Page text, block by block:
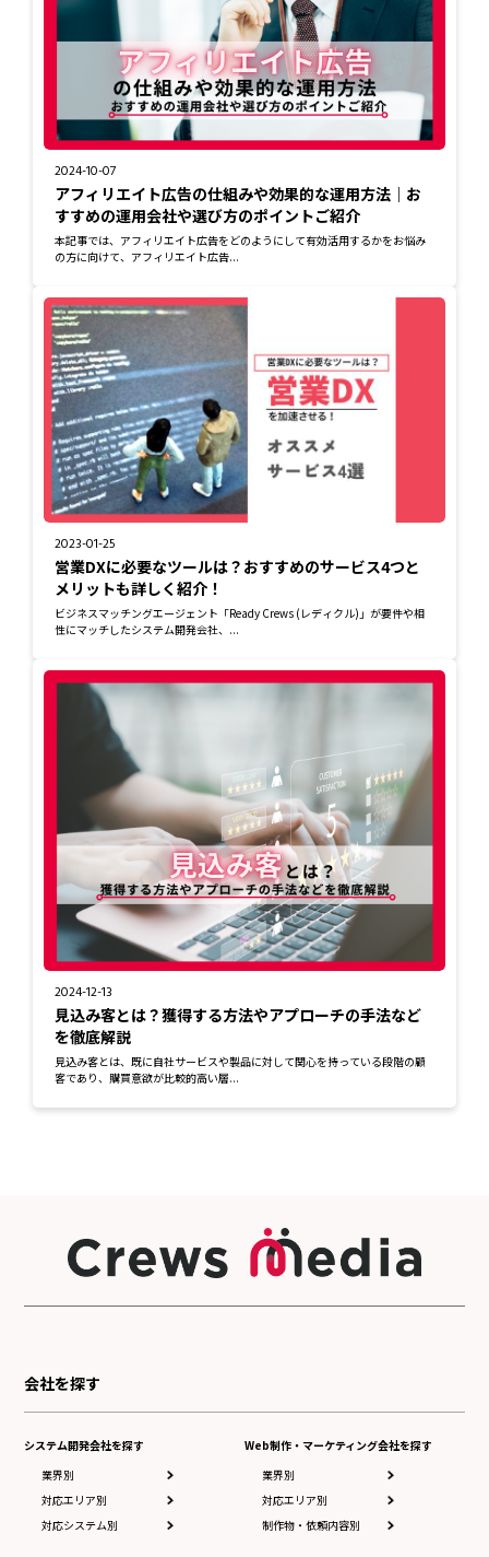
2024-10-07
アフィリエイト広告の仕組みや効果的な運用方法｜お
すすめの運用会社や選び方のポイントご紹介
本記事では、アフィリエイト広告をどのようにして有効活用するかをお悩み
の方に向けて、アフィリエイト広告...
2023-01-25
営業DXに必要なツールは？おすすめのサービス4つと
メリットも詳しく紹介！
ビジネスマッチングエージェント「Ready Crews (レディクル)」が要件や相
性にマッチしたシステム開発会社、...
2024-12-13
見込み客とは？獲得する方法やアプローチの手法など
を徹底解説
見込み客とは、既に自社サービスや製品に対して関心を持っている段階の顧
客であり、購買意欲が比較的高い層...
会社を探す
システム開発会社を探す
業界別
対応エリア別
対応システム別
Web制作・マーケティング会社を探す
業界別
対応エリア別
制作物・依頼内容別